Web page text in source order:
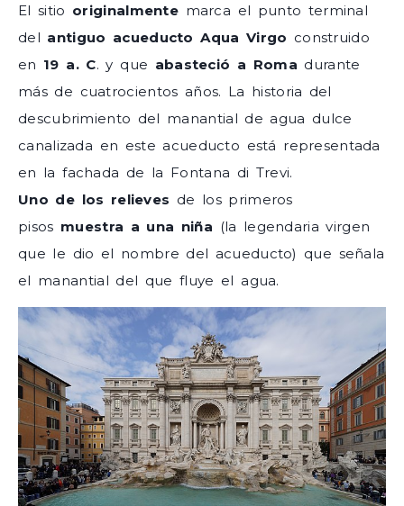
El sitio originalmente marca el punto terminal
del antiguo acueducto Aqua Virgo construido
en 19 a. C. y que abasteció a Roma durante
más de cuatrocientos años. La historia del
descubrimiento del manantial de agua dulce
canalizada en este acueducto está representada
en la fachada de la Fontana di Trevi.
Uno de los relieves de los primeros
pisos muestra a una niña (la legendaria virgen
que le dio el nombre del acueducto) que señala
el manantial del que fluye el agua.